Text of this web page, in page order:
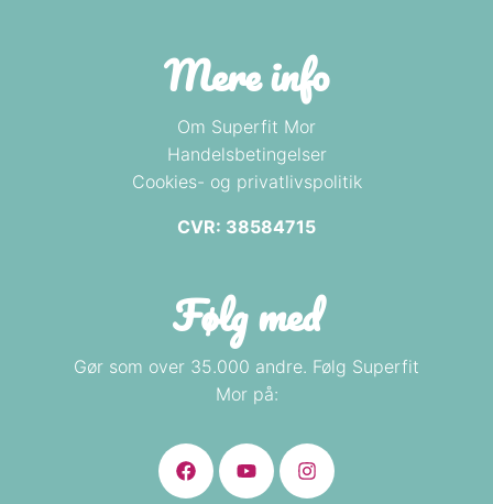
Mere info
Om Superfit Mor
Handelsbetingelser
Cookies- og privatlivspolitik
CVR: 38584715
Følg med
Gør som over 35.000 andre. Følg Superfit
Mor på: